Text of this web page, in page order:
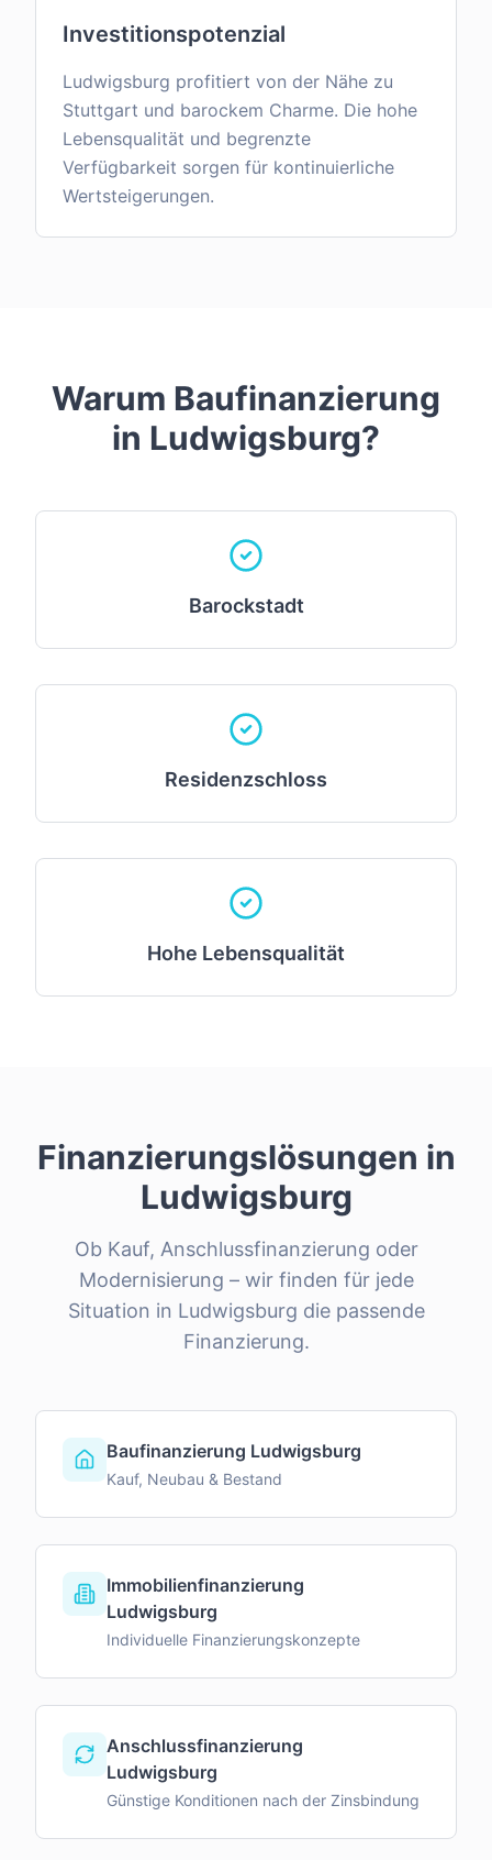
Investitionspotenzial
Ludwigsburg profitiert von der Nähe zu
Stuttgart und barockem Charme. Die hohe
Lebensqualität und begrenzte
Verfügbarkeit sorgen für kontinuierliche
Wertsteigerungen.
Warum Baufinanzierung
in Ludwigsburg?
Barockstadt
Residenzschloss
Hohe Lebensqualität
Finanzierungslösungen in
Ludwigsburg
Ob Kauf, Anschlussfinanzierung oder
Modernisierung – wir finden für jede
Situation in Ludwigsburg die passende
Finanzierung.
Baufinanzierung Ludwigsburg
Kauf, Neubau & Bestand
Immobilienfinanzierung
Ludwigsburg
Individuelle Finanzierungskonzepte
Anschlussfinanzierung
Ludwigsburg
Günstige Konditionen nach der Zinsbindung